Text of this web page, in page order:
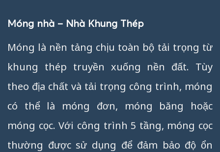
Móng nhà – Nhà Khung Thép
Móng là nền tảng chịu toàn bộ tải trọng từ
khung thép truyền xuống nền đất. Tùy
theo địa chất và tải trọng công trình, móng
có thể là móng đơn, móng băng hoặc
móng cọc. Với công trình 5 tầng, móng cọc
thường được sử dụng để đảm bảo độ ổn